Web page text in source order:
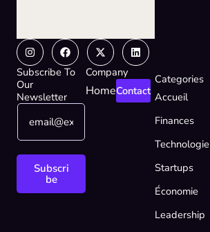
InstagramFacebook
X-
twitter
Linkedin
Subscribe To
Our
Newsletter
E
a
*
E
a
Subscri
be
Company
HomeContact
Categories
Accueil
Finances
Technologie
Startups
Économie
Leadership